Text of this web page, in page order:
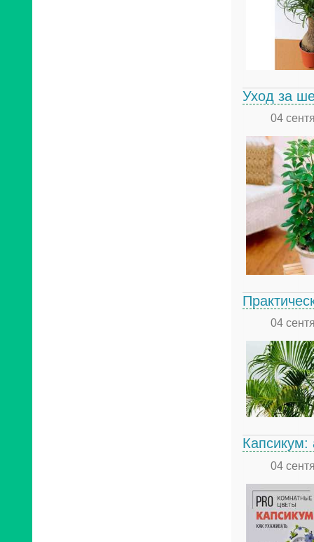
Уход за
04
04
Капсикум:
04